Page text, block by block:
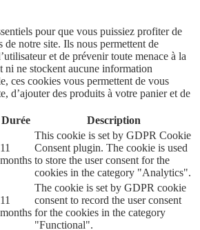
pour que vous puissiez profiter de
de notre site. Ils nous permettent de
et de prévenir toute menace à la
ni ne stockent aucune information
ces cookies vous permettent de vous
d’ajouter des produits à votre panier et de
Durée Description
11
months
This cookie is set by GDPR Cookie
Consent plugin. The cookie is used
to store the user consent for the
cookies in the category "Analytics".
11
months
The cookie is set by GDPR cookie
consent to record the user consent
for the cookies in the category
"Functional".